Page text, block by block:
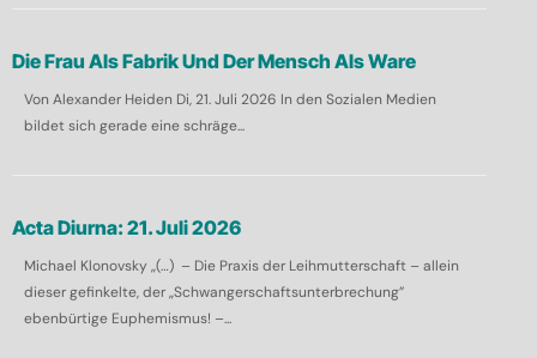
Die Frau Als Fabrik Und Der Mensch Als Ware
Von Alexander Heiden Di, 21. Juli 2026 In den Sozialen Medien
bildet sich gerade eine schräge...
Acta Diurna: 21. Juli 2026
Michael Klonovsky „(…) – Die Praxis der Leihmutterschaft – allein
dieser gefinkelte, der „Schwangerschaftsunterbrechung”
ebenbürtige Euphemismus! –...